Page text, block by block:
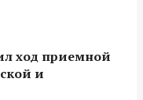
ход приемной
и